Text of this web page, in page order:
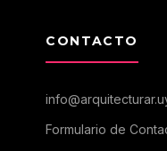
CONTACTO
Formulario de